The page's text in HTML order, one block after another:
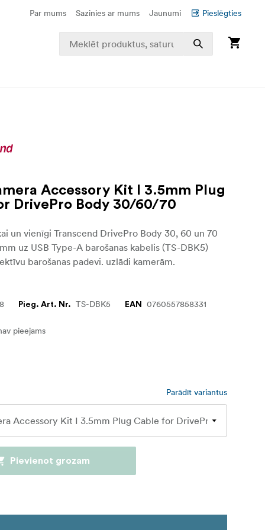
Par mums Sazinies ar mums Jaunumi Pieslēgties
Accessory Kit I 3.5mm Plug
DrivePro Body 30/60/70
un vienīgi Transcend DrivePro Body 30, 60 un 70
uz USB Type-A barošanas kabelis (TS-DBK5)
barošanas padevi. uzlādi kamerām.
Pieg. Art. Nr. TS-DBK5 EAN 0760557858331
pieejams
Parādīt variantus
Pievienot grozam